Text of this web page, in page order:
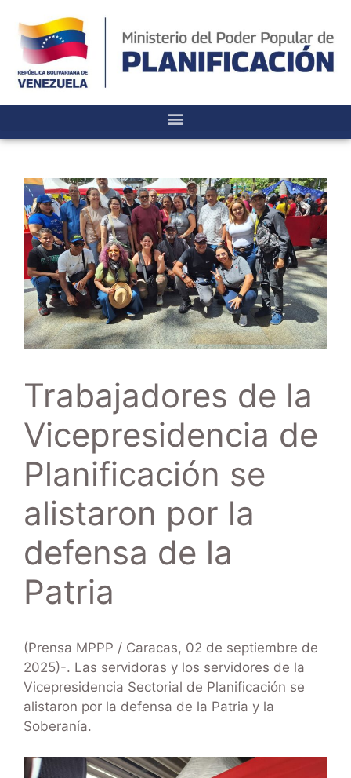
Trabajadores de la
Vicepresidencia de
Planificación se
alistaron por la
defensa de la
Patria
(Prensa MPPP / Caracas, 02 de septiembre de
2025)-. Las servidoras y los servidores de la
Vicepresidencia Sectorial de Planificación se
alistaron por la defensa de la Patria y la
Soberanía.